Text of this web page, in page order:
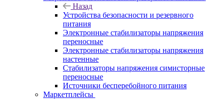
Назад
Устройства безопасности и резервного
питания
Электронные стабилизаторы напряжения
переносные
Электронные стабилизаторы напряжения
настенные
Стабилизаторы напряжения симисторные
переносные
Источники бесперебойного питания
Маркетплейсы